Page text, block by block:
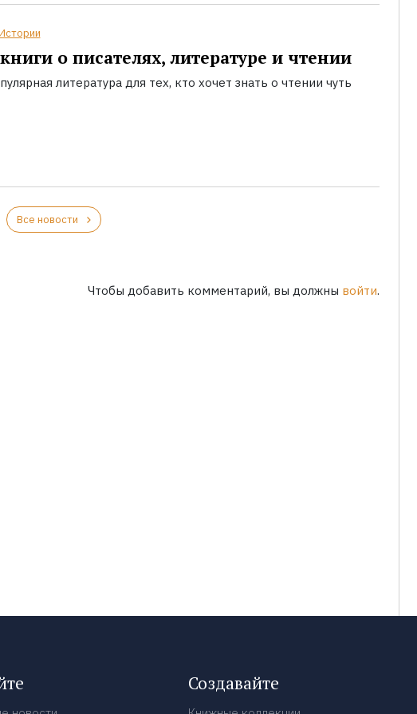
о писателях, литературе и чтении
литература для тех, кто хочет знать о чтении чуть
Все новости
Чтобы добавить комментарий, вы должны войти.
Создавайте